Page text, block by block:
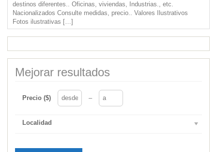
destinos diferentes.. Oficinas, viviendas, Industrias., etc.
Nacionalizados Consulte medidas, precio.. Valores Ilustrativos
Fotos ilustrativas […]
Mejorar resultados
Precio ($) –
Localidad